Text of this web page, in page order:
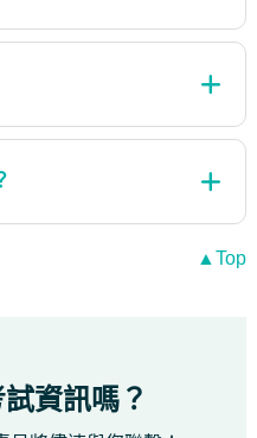
▲Top
資訊嗎？